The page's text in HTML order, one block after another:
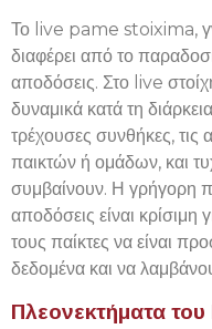
Το live pame stoixima,
διαφέρει από το
αποδόσεις. Στο live
δυναμικά κατά τη
τρέχουσες συνθήκες,
παικτών ή ομάδων, και
συμβαίνουν. Η γρήγορη
αποδόσεις είναι κρίσιμη
τους παίκτες να είναι
δεδομένα και να
Πλεονεκτήματα